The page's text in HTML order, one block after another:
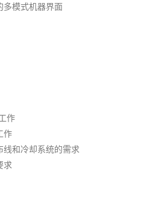
模式机器界面
作
作
和冷却系统的需求
求